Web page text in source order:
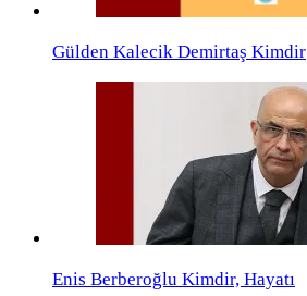
Gülden Kalecik Demirtaş Kimdir
Enis Berberoğlu Kimdir, Hayatı